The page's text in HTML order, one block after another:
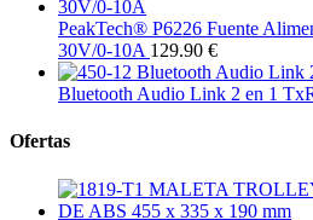
PeakTech® P6226 Fuente
30V/0-10A 129.90 €
Bluetooth Audio Link 2 en 1
Ofertas